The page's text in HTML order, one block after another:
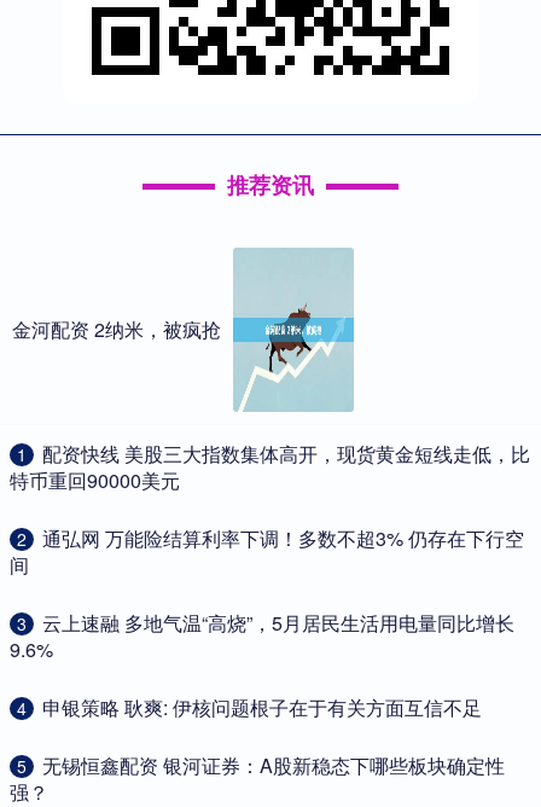
推荐资讯
金河配资 2纳米，被疯抢
1
​配资快线 美股三大指数集体高开，现货黄金短线走低，比
特币重回90000美元
2
​通弘网 万能险结算利率下调！多数不超3% 仍存在下行空
间
3
​云上速融 多地气温“高烧”，5月居民生活用电量同比增长
9.6%
4 ​申银策略 耿爽: 伊核问题根子在于有关方面互信不足
5
​无锡恒鑫配资 银河证券：A股新稳态下哪些板块确定性
强？